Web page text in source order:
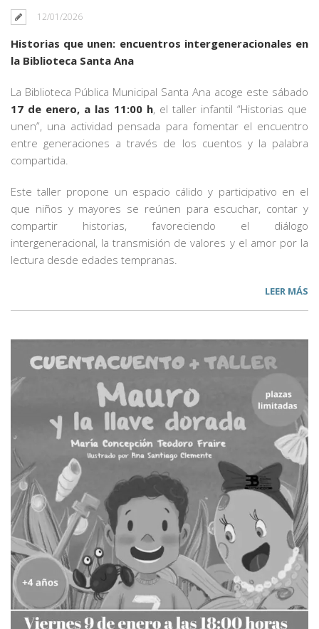
12/01/2026
Historias que unen: encuentros intergeneracionales en
la Biblioteca Santa Ana
La Biblioteca Pública Municipal Santa Ana acoge este sábado
17 de enero, a las 11:00 h, el taller infantil “Historias que
unen”, una actividad pensada para fomentar el encuentro
entre generaciones a través de los cuentos y la palabra
compartida.
Este taller propone un espacio cálido y participativo en el
que niños y mayores se reúnen para escuchar, contar y
compartir historias, favoreciendo el diálogo
intergeneracional, la transmisión de valores y el amor por la
lectura desde edades tempranas.
LEER MÁS